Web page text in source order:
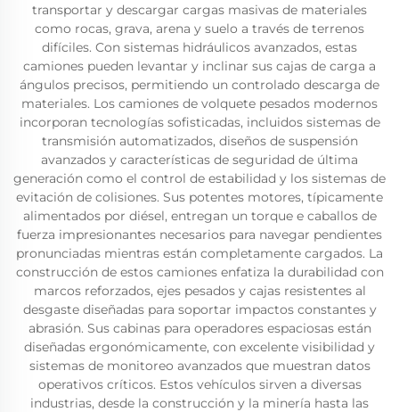
transportar y descargar cargas masivas de materiales
como rocas, grava, arena y suelo a través de terrenos
difíciles. Con sistemas hidráulicos avanzados, estas
camiones pueden levantar y inclinar sus cajas de carga a
ángulos precisos, permitiendo un controlado descarga de
materiales. Los camiones de volquete pesados modernos
incorporan tecnologías sofisticadas, incluidos sistemas de
transmisión automatizados, diseños de suspensión
avanzados y características de seguridad de última
generación como el control de estabilidad y los sistemas de
evitación de colisiones. Sus potentes motores, típicamente
alimentados por diésel, entregan un torque e caballos de
fuerza impresionantes necesarios para navegar pendientes
pronunciadas mientras están completamente cargados. La
construcción de estos camiones enfatiza la durabilidad con
marcos reforzados, ejes pesados y cajas resistentes al
desgaste diseñadas para soportar impactos constantes y
abrasión. Sus cabinas para operadores espaciosas están
diseñadas ergonómicamente, con excelente visibilidad y
sistemas de monitoreo avanzados que muestran datos
operativos críticos. Estos vehículos sirven a diversas
industrias, desde la construcción y la minería hasta las